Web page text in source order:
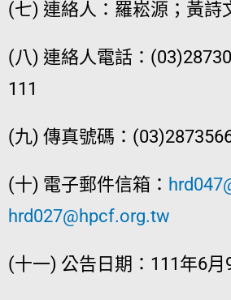
(七) 連絡人：羅崧源；黃詩
(八) 連絡人電話：
111
(九) 傳真號碼：
(十) 電子郵件信箱：
hrd027@hpcf.org.tw
(十一) 公告日期：111年6月